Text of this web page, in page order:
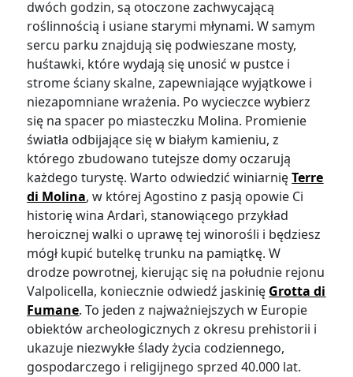
dwóch godzin, są otoczone zachwycającą
roślinnością i usiane starymi młynami. W samym
sercu parku znajdują się podwieszane mosty,
huśtawki, które wydają się unosić w pustce i
strome ściany skalne, zapewniające wyjątkowe i
niezapomniane wrażenia. Po wycieczce wybierz
się na spacer po miasteczku Molina. Promienie
światła odbijające się w białym kamieniu, z
którego zbudowano tutejsze domy oczarują
każdego turystę. Warto odwiedzić winiarnięTerre
di Molina, w której Agostino z pasją opowie Ci
historię wina Ardarì, stanowiącego przykład
heroicznej walki o uprawę tej winorośli i będziesz
mógł kupić butelkę trunku na pamiątkę. W
drodze powrotnej, kierując się na południe rejonu
Valpolicella, koniecznie odwiedź jaskinię Grotta di
Fumane. To jeden z najważniejszych w Europie
obiektów archeologicznych z okresu prehistorii i
ukazuje niezwykłe ślady życia codziennego,
gospodarczego i religijnego sprzed 40.000 lat.